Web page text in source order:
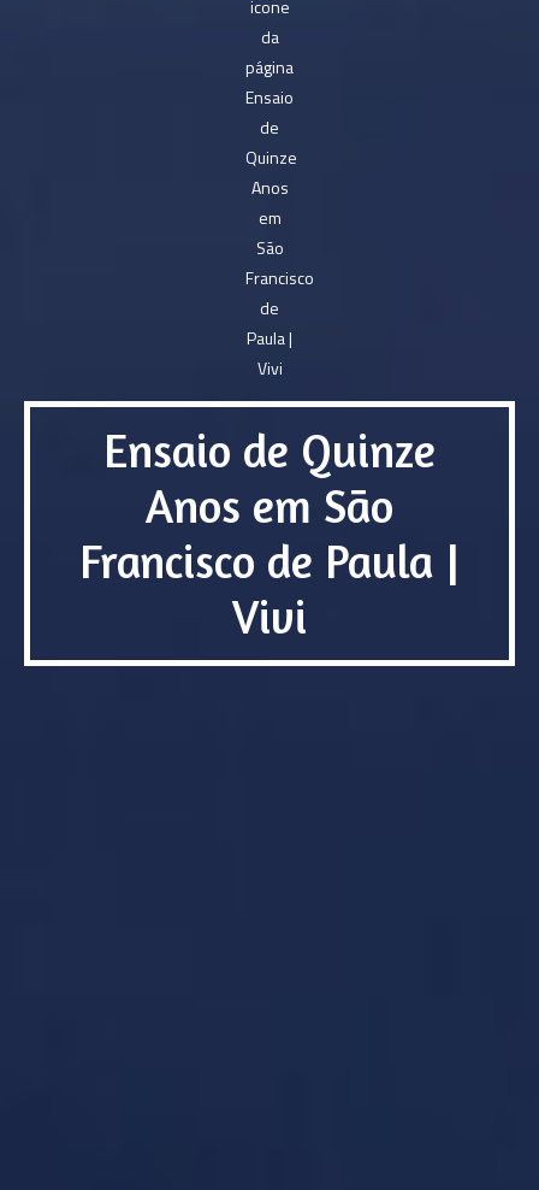
Ensaio de Quinze
Anos em São
Francisco de Paula |
Vivi